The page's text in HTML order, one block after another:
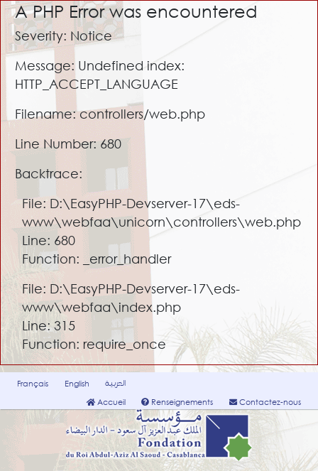
A PHP Error was encountered
Severity: Notice
Message: Undefined index:
HTTP_ACCEPT_LANGUAGE
Filename: controllers/web.php
Line Number: 680
Backtrace:
File: D:\EasyPHP-Devserver-17\eds-
www\webfaa\unicorn\controllers\web.php
Line: 680
Function: _error_handler
File: D:\EasyPHP-Devserver-17\eds-
www\webfaa\index.php
Line: 315
Function: require_once
Français English
العربية
Accueil
Renseignements Contactez-nous